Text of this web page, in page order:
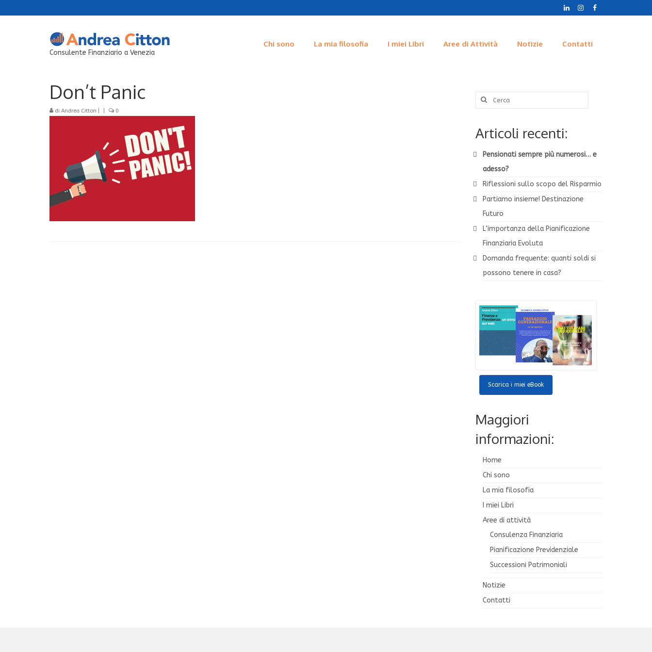
Consulente Finanziario a Venezia
Chi sono La mia filosofia I miei Libri Aree di Attività Notizie Contatti
Don’t Panic
di Andrea Citton 0
Cerca:
Articoli recenti:
Pensionati sempre più numerosi… e
adesso?
Riflessioni sullo scopo del Risparmio
Partiamo insieme! Destinazione
Futuro
L’importanza della Pianificazione
Finanziaria Evoluta
Domanda frequente: quanti soldi si
possono tenere in casa?
Scarica i miei eBook
Maggiori
informazioni:
Home
Chi sono
La mia filosofia
I miei Libri
Aree di attività
Consulenza Finanziaria
Pianificazione Previdenziale
Successioni Patrimoniali
Notizie
Contatti